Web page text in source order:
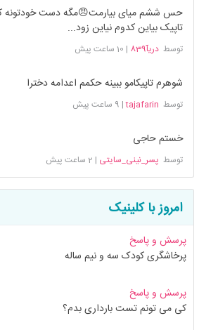
حس ششم میای بیارمت😠مگه دست خودتونه
تاپیک بیاین کدوم نیاین زود...
توسطدریآ839 | 10 ساعت پیش
شوهرم تاپیکامو ببینه حکمم اعدامه دخترا
توسط tajafarin
| 9 ساعت پیش
خستم حاجی
توسط پسر_نینی_سایتی | 2 ساعت پیش
امروز با کلینیک
پرسش و پاسخ
پرخاشگری کودک سه و نیم ساله
پرسش و پاسخ
کی می تونم تست بارداری بدم؟